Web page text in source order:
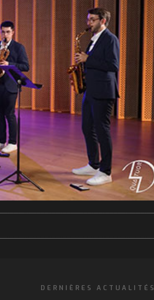
DERNIÈRES ACTUALITÉS